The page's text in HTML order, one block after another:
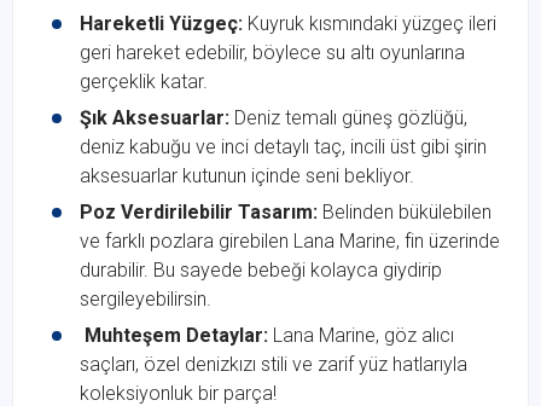
Hareketli Yüzgeç: Kuyruk kısmındaki yüzgeç ileri
geri hareket edebilir, böylece su altı oyunlarına
gerçeklik katar.
Şık Aksesuarlar: Deniz temalı güneş gözlüğü,
deniz kabuğu ve inci detaylı taç, incili üst gibi şirin
aksesuarlar kutunun içinde seni bekliyor.
Poz Verdirilebilir Tasarım: Belinden bükülebilen
ve farklı pozlara girebilen Lana Marine, fin üzerinde
durabilir. Bu sayede bebeği kolayca giydirip
sergileyebilirsin.
Muhteşem Detaylar: Lana Marine, göz alıcı
saçları, özel denizkızı stili ve zarif yüz hatlarıyla
koleksiyonluk bir parça!